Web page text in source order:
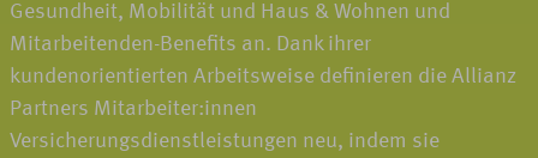
Gesundheit, Mobilität und Haus & Wohnen und
Mitarbeitenden-Benefits an. Dank ihrer
kundenorientierten Arbeitsweise definieren die Allianz
Partners Mitarbeiter:innen
Versicherungsdienstleistungen neu, indem sie